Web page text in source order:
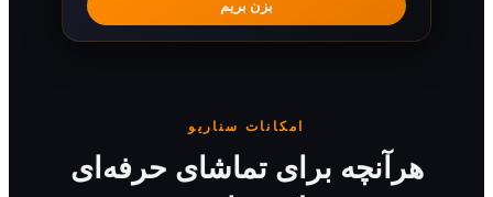
امکانات سناریو
برای تماشای حرفه‌ای